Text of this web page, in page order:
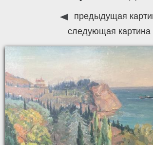
предыдущая
следующая картина